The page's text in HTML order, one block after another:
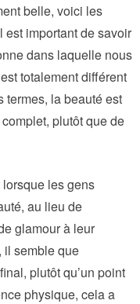
belle, voici les
est important de savoir
dans laquelle nous
totalement différent
termes, la beauté est
plutôt que de
lorsque les gens
au lieu de
glamour à leur
il semble que
plutôt qu’un point
physique, cela a